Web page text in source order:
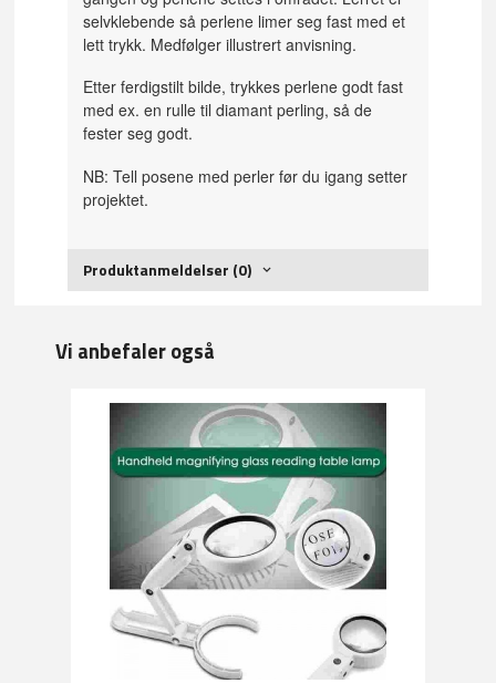
selvklebende så perlene limer seg fast med et
lett trykk. Medfølger illustrert anvisning.
Etter ferdigstilt bilde, trykkes perlene godt fast
med ex. en rulle til diamant perling, så de
fester seg godt.
NB: Tell posene med perler før du igang setter
projektet.
Produktanmeldelser (0)
Vi anbefaler også